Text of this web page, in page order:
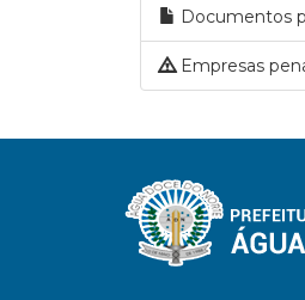
Documentos
Empresas